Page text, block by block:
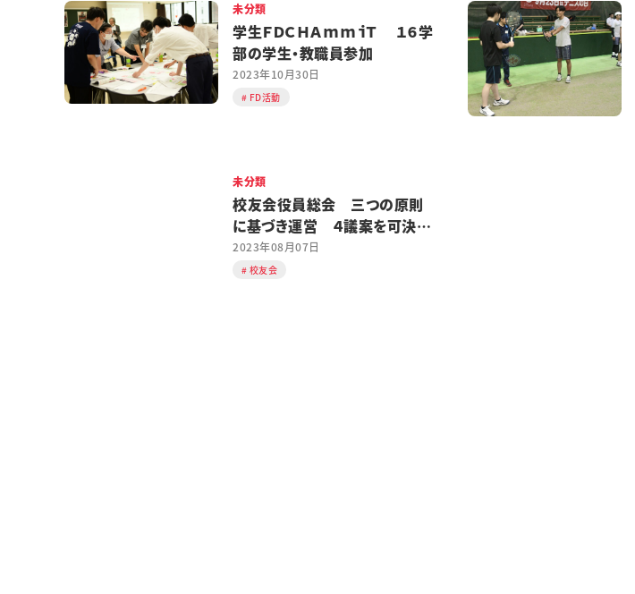
未分類
学生ＦＤＣＨＡｍｍｉＴ １６学
部の学生・教職員参加
2023年10月30日
FD活動
未分類
校友会役員総会 三つの原則
に基づき運営 ４議案を可決す
る
2023年08月07日
校友会